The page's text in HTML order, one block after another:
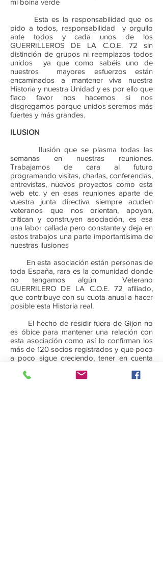
mi boina verde
Esta es la responsabilidad que os
pido a todos, responsabilidad y orgullo
ante todos y cada unos de los
GUERRILLEROS DE LA C.O.E. 72 sin
distinción de grupos ni reemplazos todos
unidos ya que como sabéis uno de
nuestros mayores esfuerzos están
encaminados a mantener viva nuestra
Historia y nuestra Unidad y es por ello que
flaco favor nos hacemos si nos
disgregamos porque unidos seremos más
fuertes y más grandes.
ILUSION
Ilusión que se plasma todas las
semanas en nuestras reuniones.
Trabajamos de cara al futuro
programando visitas, charlas, conferencias,
entrevistas, nuevos proyectos como esta
web etc. y en esas reuniones aparte de
vuestra junta directiva siempre acuden
veteranos que nos orientan, apoyan,
critican y construyen asociación, es esa
una labor callada pero constante y deja en
estos trabajos una parte importantísima de
nuestras ilusiones
En esta asociación están personas de
toda España, rara es la comunidad donde
no tengamos algún Veterano
GUERRILERO DE LA C.O.E. 72 afiliado,
que contribuye con su cuota anual a hacer
posible esta Historia real.
El hecho de residir fuera de Gijon no
es óbice para mantener una relación con
esta asociación como así lo confirman los
más de 120 socios registrados y que poco
a poco sigue creciendo, tener en cuenta
una asociación